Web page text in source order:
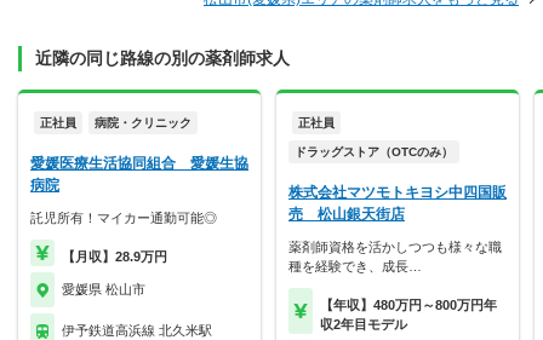
近隣の同じ路線の別の薬剤師求人
正社員 病院・クリニック
愛媛医療生活協同組合 愛媛生協
病院
託児所有！マイカー通勤可能◎
【月収】28.9万円
愛媛県 松山市
伊予鉄道高浜線 北久米駅
正社員
ドラッグストア（OTCのみ）
株式会社マツモトキヨシ中四国販
売 松山銀天街店
薬剤師資格を活かしつつも様々な職
種を経験でき、成長…
【年収】480万円～800万円年
収2年目モデル